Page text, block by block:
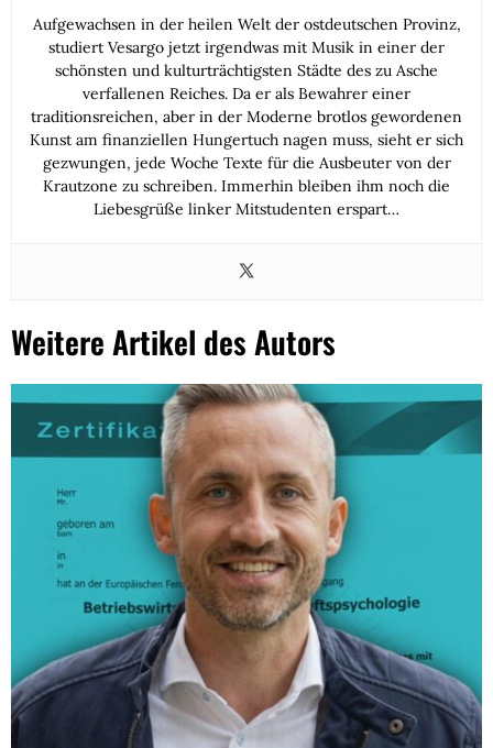
Aufgewachsen in der heilen Welt der ostdeutschen Provinz,
studiert Vesargo jetzt irgendwas mit Musik in einer der
schönsten und kulturträchtigsten Städte des zu Asche
verfallenen Reiches. Da er als Bewahrer einer
traditionsreichen, aber in der Moderne brotlos gewordenen
Kunst am finanziellen Hungertuch nagen muss, sieht er sich
gezwungen, jede Woche Texte für die Ausbeuter von der
Krautzone zu schreiben. Immerhin bleiben ihm noch die
Liebesgrüße linker Mitstudenten erspart…
Weitere Artikel des Autors